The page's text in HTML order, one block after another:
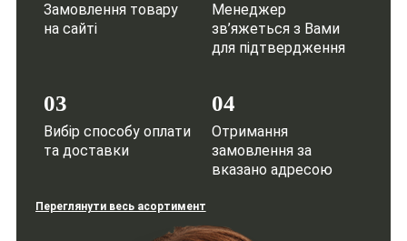
Замовлення товару
на сайті
Менеджер
зв’яжеться з Вами
для підтвердження
03
Вибір способу оплати
та доставки
04
Отримання
замовлення за
вказано адресою
Переглянути весь асортимент